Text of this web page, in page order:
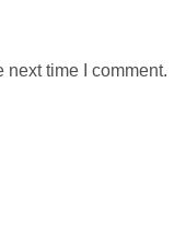
time I comment.